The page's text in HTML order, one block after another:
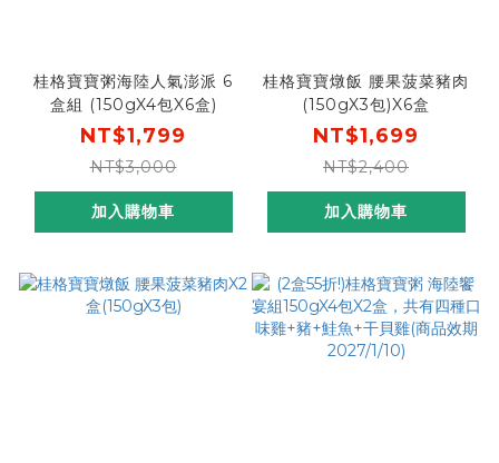
桂格寶寶粥海陸人氣澎派 6
盒組 (150gX4包X6盒)
NT$1,799
NT$3,000
加入購物車
桂格寶寶燉飯 腰果菠菜豬肉
(150gX3包)X6盒
NT$1,699
NT$2,400
加入購物車